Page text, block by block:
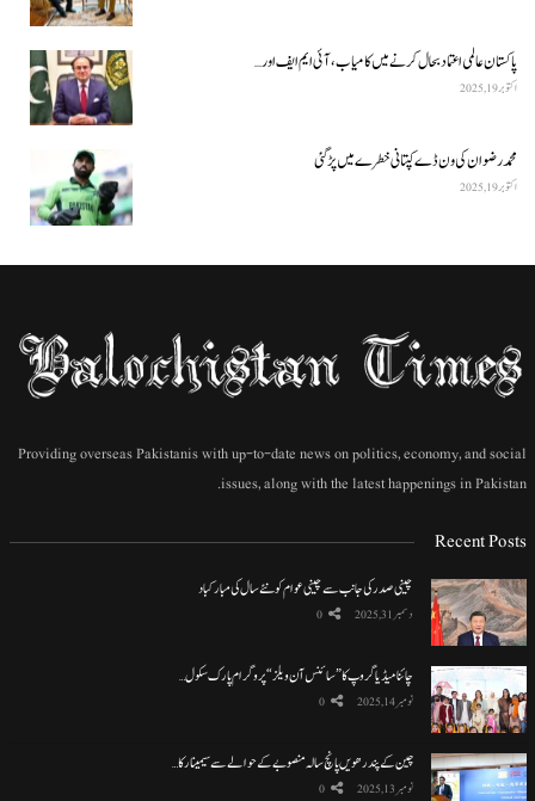
پاکستان عالمی اعتماد بحال کرنے میں کامیاب، آئی ایم ایف اور…
اکتوبر 19, 2025
محمد رضوان کی ون ڈے کپتانی خطرے میں پڑ گئی
اکتوبر 19, 2025
Providing overseas Pakistanis with up-to-date news on politics, economy, and social
issues, along with the latest happenings in Pakistan.
Recent Posts
چینی صدر کی جانب سے چینی عوام کو نئے سال کی مبارکباد
دسمبر 31, 2025 0
چائنا میڈیا گروپ کا ”سائنس آن ویلز“ پروگرام پارک سکول…
نومبر 14, 2025 0
چین کے پندرھویں پانچ سالہ منصوبے کے حوالے سے سیمینار کا…
نومبر 13, 2025 0